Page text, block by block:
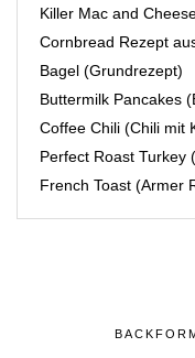
Killer Mac and
Cornbread Rezept
Bagel (Grundrezept)
Buttermilk Pancakes
Coffee Chili (Chili mit
Perfect Roast Turkey
French Toast (Armer